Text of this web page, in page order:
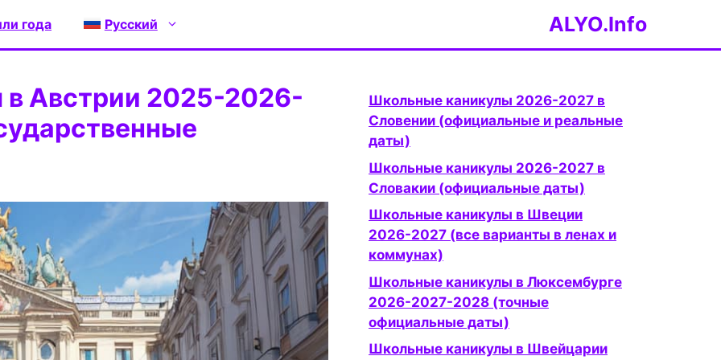
ALYO.Info
года Русский
Австрии 2025-2026-
Школьные каникулы 2026-2027 в
Словении (официальные и реальные
даты)
Школьные каникулы 2026-2027 в
Словакии (официальные даты)
Школьные каникулы в Швеции
2026-2027 (все варианты в ленах и
коммунах)
Школьные каникулы в Люксембурге
2026-2027-2028 (точные
официальные даты)
Школьные каникулы в Швейцарии